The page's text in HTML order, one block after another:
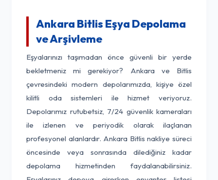
Ankara Bitlis Eşya Depolama
ve Arşivleme
Eşyalarınızı taşımadan önce güvenli bir yerde
bekletmeniz mi gerekiyor? Ankara ve Bitlis
çevresindeki modern depolarımızda, kişiye özel
kilitli oda sistemleri ile hizmet veriyoruz.
Depolarımız rutubetsiz, 7/24 güvenlik kameraları
ile izlenen ve periyodik olarak ilaçlanan
profesyonel alanlardır. Ankara Bitlis nakliye süreci
öncesinde veya sonrasında dilediğiniz kadar
depolama hizmetinden faydalanabilirsiniz.